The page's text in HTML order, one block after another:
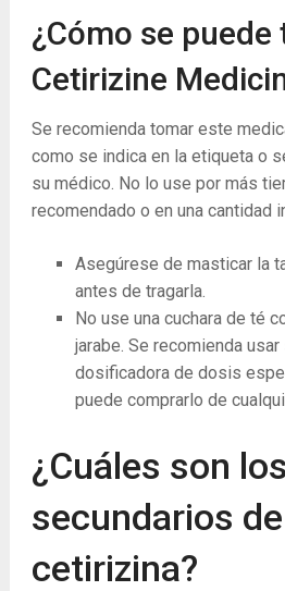
¿Cómo se puede
Cetirizine
Se recomienda tomar este
como se indica en la etiqueta o
su médico. No lo use por más
recomendado o en una cantidad
Asegúrese de masticar la
antes de tragarla.
No use una cuchara de té
jarabe. Se recomienda
dosificadora de dosis
puede comprarlo de
¿Cuáles son
secundarios
cetirizina?